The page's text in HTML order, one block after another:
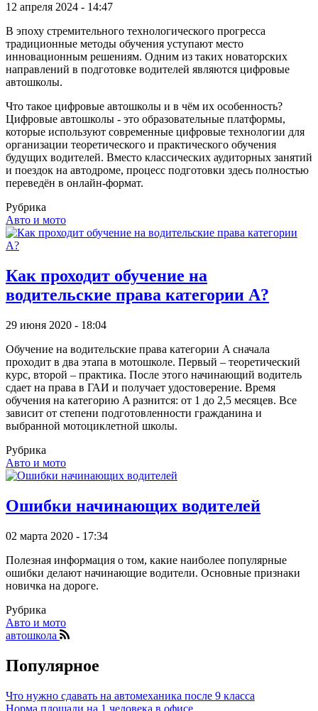
12 апреля 2024 - 14:47
В эпоху стремительного технологического прогресса
традиционные методы обучения уступают место
инновационным решениям. Одним из таких новаторских
направлений в подготовке водителей являются цифровые
автошколы.
Что такое цифровые автошколы и в чём их особенность?
Цифровые автошколы - это образовательные платформы,
которые используют современные цифровые технологии для
организации теоретического и практического обучения
будущих водителей. Вместо классических аудиторных занятий
и поездок на автодроме, процесс подготовки здесь полностью
переведён в онлайн-формат.
Рубрика
Авто и мото
Как проходит обучение на
водительские права категории А?
29 июня 2020 - 18:04
Обучение на водительские права категории A сначала
проходит в два этапа в мотошколе. Первый – теоретический
курс, второй – практика. После этого начинающий водитель
сдает на права в ГАИ и получает удостоверение. Время
обучения на категорию A разнится: от 1 до 2,5 месяцев. Все
зависит от степени подготовленности гражданина и
выбранной мотоциклетной школы.
Рубрика
Авто и мото
Ошибки начинающих водителей
02 марта 2020 - 17:34
Полезная информация о том, какие наиболее популярные
ошибки делают начинающие водители. Основные признаки
новичка на дороге.
Рубрика
Авто и мото
автошкола
Популярное
Что нужно сдавать на автомеханика после 9 класса
Норма площади на 1 человека в офисе